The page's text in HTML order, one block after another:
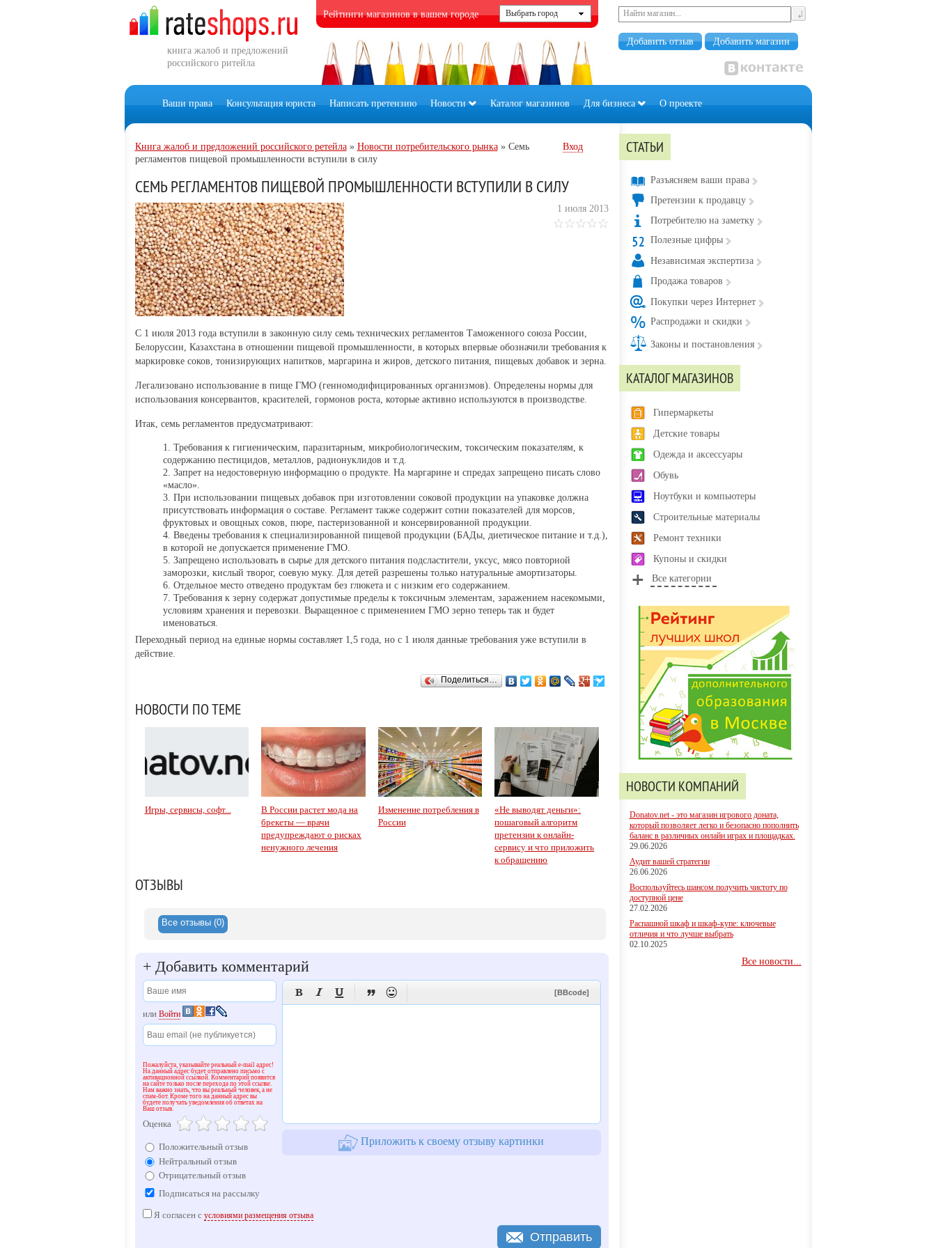
книга жалоб и предложений
российского ритейла
Рейтинги магазинов в вашем городе
Добавить отзыв Добавить магазин
Ваши права Консультация юриста Написать претензию Новости Каталог магазинов Для бизнеса О проекте
Книга жалоб и предложений российского ретейла» Новости потребительского рынка» Семь
регламентов пищевой промышленности вступили в силу
Вход
СЕМЬ РЕГЛАМЕНТОВ ПИЩЕВОЙ ПРОМЫШЛЕННОСТИ ВСТУПИЛИ В СИЛУ
1 июля 2013
С 1 июля 2013 года вступили в законную силу семь технических регламентов Таможенного союза России,
Белоруссии, Казахстана в отношении пищевой промышленности, в которых впервые обозначили требования к
маркировке соков, тонизирующих напитков, маргарина и жиров, детского питания, пищевых добавок и зерна.
Легализовано использование в пище ГМО (генномодифицированных организмов). Определены нормы для
использования консервантов, красителей, гормонов роста, которые активно используются в производстве.
Итак, семь регламентов предусматривают:
Требования к гигиеническим, паразитарным, микробиологическим, токсическим показателям, к
содержанию пестицидов, металлов, радионуклидов и т.д.
Запрет на недостоверную информацию о продукте. На маргарине и спредах запрещено писать слово
«масло».
При использовании пищевых добавок при изготовлении соковой продукции на упаковке должна
присутствовать информация о составе. Регламент также содержит сотни показателей для морсов,
фруктовых и овощных соков, пюре, пастеризованной и консервированной продукции.
Введены требования к специализированной пищевой продукции (БАДы, диетическое питание и т.д.),
в которой не допускается применение ГМО.
Запрещено использовать в сырье для детского питания подсластители, уксус, мясо повторной
заморозки, кислый творог, соевую муку. Для детей разрешены только натуральные амортизаторы.
Отдельное место отведено продуктам без глюкета и с низким его содержанием.
Требования к зерну содержат допустимые пределы к токсичным элементам, заражением насекомыми,
условиям хранения и перевозки. Выращенное с применением ГМО зерно теперь так и будет
именоваться.
Переходный период на единые нормы составляет 1,5 года, но с 1 июля данные требования уже вступили в
действие.
Поделиться…
НОВОСТИ ПО ТЕМЕ
Игры, сервисы, софт...
В России растет мода на
брекеты — врачи
предупреждают о рисках
ненужного лечения
Изменение потребления в
России
«Не выводят деньги»:
пошаговый алгоритм
претензии к онлайн-
сервису и что приложить
к обращению
ОТЗЫВЫ
Все отзывы (0)
+Добавить комментарий
или Войти
Пожалуйста, указывайте реальный e-mail адрес!
На данный адрес будет отправлено письмо с
активационной ссылкой. Комментарий появится
на сайте только после перехода по этой ссылке.
Нам важно знать, что вы реальный человек, а не
спам-бот. Кроме того на данный адрес вы
будете получать уведомления об ответах на
Ваш отзыв.
Оценка
Положительный отзыв
Нейтральный отзыв
Отрицательный отзыв
Подписаться на рассылку
     [BBcode]
Приложить к своему отзыву картинки
Я согласен с условиями размещения отзыва
Отправить
СТАТЬИ
Разъясняем ваши права
Претензии к продавцу
Потребителю на заметку
Полезные цифры
Независимая экспертиза
Продажа товаров
Покупки через Интернет
Распродажи и скидки
Законы и постановления
КАТАЛОГ МАГАЗИНОВ
Гипермаркеты
Детские товары
Одежда и аксессуары
Обувь
Ноутбуки и компьютеры
Строительные материалы
Ремонт техники
Купоны и скидки
Все категории
НОВОСТИ КОМПАНИЙ
Donatov.net - это магазин игрового доната,
который позволяет легко и безопасно пополнить
баланс в различных онлайн играх и площадках.
29.06.2026
Аудит вашей стратегии
26.06.2026
Воспользуйтесь шансом получить чистоту по
доступной цене
27.02.2026
Распашной шкаф и шкаф-купе: ключевые
отличия и что лучше выбрать
02.10.2025
Все новости...